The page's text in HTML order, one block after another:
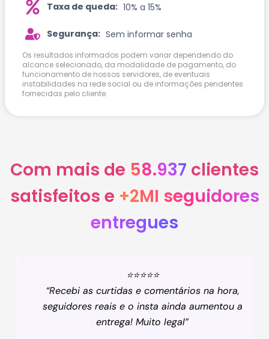
Taxa de queda: 10% a 15%
Segurança: Sem informar senha
Os resultados informados podem variar dependendo do
alcance selecionado, da modalidade de pagamento, do
funcionamento de nossos servidores, de eventuais
instabilidades na rede social ou de informações pendentes
fornecidas pelo cliente.
Com mais de 58.937 clientes
satisfeitos e +2MI seguidores
entregues
⭐⭐⭐⭐⭐
“Recebi as curtidas e comentários na hora,
seguidores reais e o insta ainda aumentou a
entrega! Muito legal”